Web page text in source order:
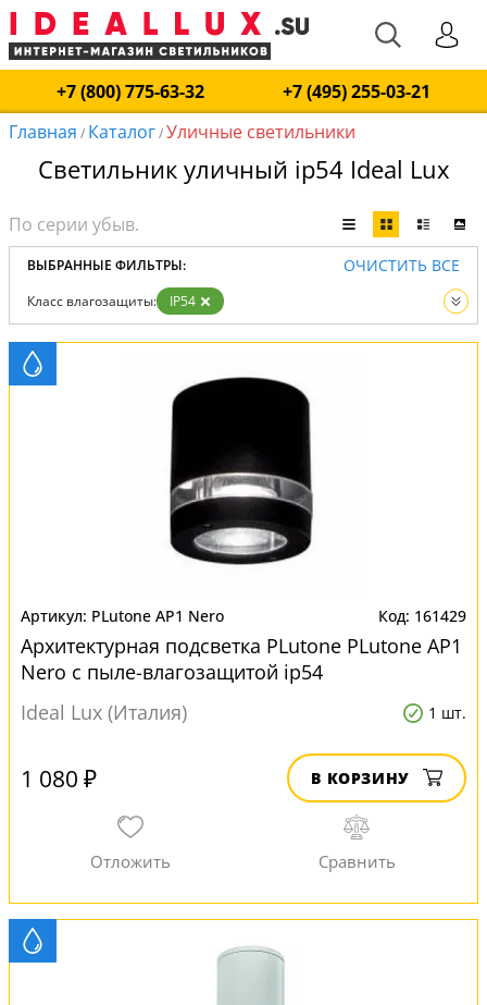
+7 (800) 775-63-32
+7 (495) 255-03-21
Главная / Каталог/Уличные светильники
Светильник уличный ip54 Ideal Lux
ВЫБРАННЫЕ ФИЛЬТРЫ: ОЧИСТИТЬ ВСЕ
Класс влагозащиты:
IP54
Вид:
Уличные светильники
PLutone AP1 Nero 161429
Архитектурная подсветка PLutone PLutone AP1
Nero с пыле-влагозащитой ip54
Ideal Lux (Италия)
1 шт.
1 080 ₽ В КОРЗИНУ